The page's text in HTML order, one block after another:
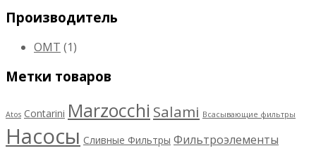
Производитель
OMT (1)
Метки товаров
Atos Contarini Marzocchi Salami Всасывающие фильтры
Насосы Сливные Фильтры Фильтроэлементы